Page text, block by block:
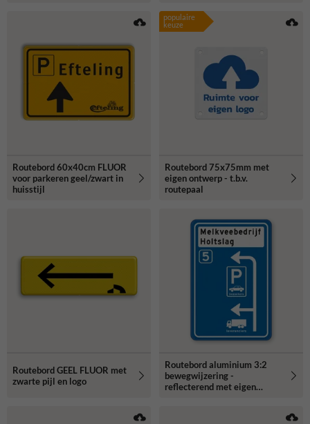
Routebord 60x40cm FLUOR
voor parkeren geel/zwart in
huisstijl
populaire
keuze
Routebord 75x75mm met
eigen ontwerp - t.b.v.
routepaal
Routebord GEEL FLUOR met
zwarte pijl en logo
Routebord aluminium 3:2
bewegwijzering -
reflecterend met eigen